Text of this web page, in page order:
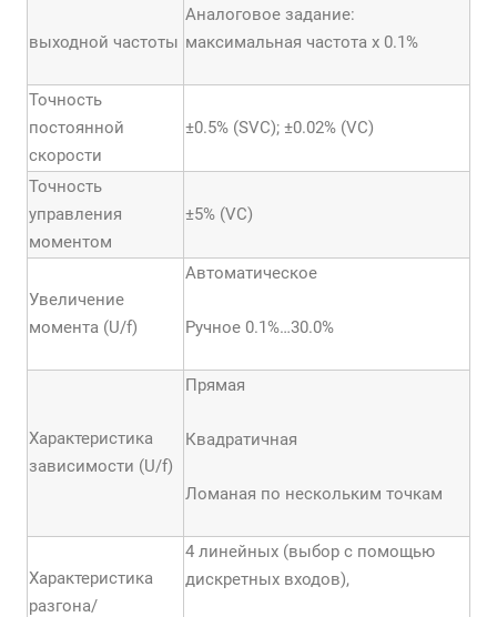
выходной частоты
Аналоговое задание:
максимальная частота х 0.1%
Точность
постоянной
скорости
±0.5% (SVC); ±0.02% (VC)
Точность
управления
моментом
±5% (VC)
Увеличение
момента (U/f)
Автоматическое
Ручное 0.1%…30.0%
Характеристика
зависимости (U/f)
Прямая
Квадратичная
Ломаная по нескольким точкам
Характеристика
разгона/
4 линейных (выбор с помощью
дискретных входов),